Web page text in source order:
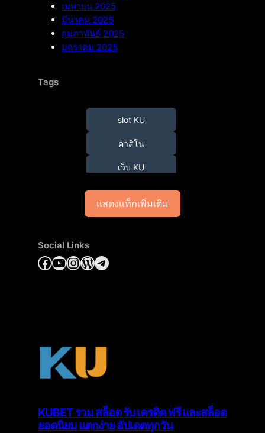
เมษายน 2025
มีนาคม 2025
กุมภาพันธ์ 2025
มกราคม 2025
Tags
slot KU
คาสิโน
เว็บ KU
แสดงแท็กเพิ่มเติม
Social Links
Facebook YouTube InstagramWordPress Telegram
KUBET รวม สล็อต รับ เครดิต ฟรี และสล็อต
ยอดนิยม แตกง่าย อัปเดตทุกวัน